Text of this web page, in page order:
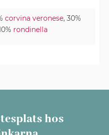
corvina veronese, 30%
rondinella
hos